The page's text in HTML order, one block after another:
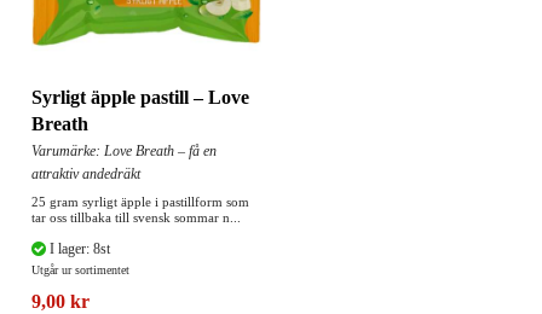
Syrligt äpple pastill – Love
Breath
Varumärke: Love Breath – få en
attraktiv andedräkt
25 gram syrligt äpple i pastillform som
tar oss tillbaka till svensk sommar n...
I lager: 8st
Utgår ur sortimentet
9,00 kr